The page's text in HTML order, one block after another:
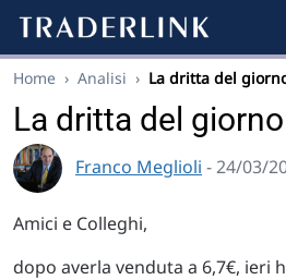
Home › Analisi › La dritta del
La dritta del
Franco Meglioli - 24/03/
Amici e Colleghi,
dopo averla venduta a 6,7€, ieri